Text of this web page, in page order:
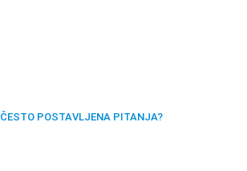
ČESTO POSTAVLJENA PITANJA?